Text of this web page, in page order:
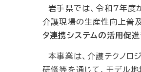
岩手県では、令和7年度
介護現場の生産性向上普及
タ連携システムの活用促
本事業は、介護テクノロ
研修等を通じて、モデル